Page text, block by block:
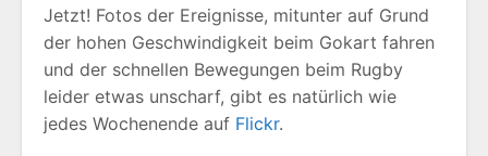
Jetzt! Fotos der Ereignisse, mitunter auf Grund
der hohen Geschwindigkeit beim Gokart fahren
und der schnellen Bewegungen beim Rugby
leider etwas unscharf, gibt es natürlich wie
jedes Wochenende auf Flickr.